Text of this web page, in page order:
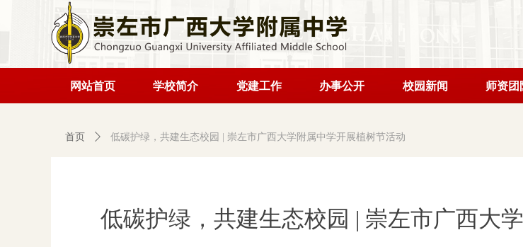
网站首页 学校简介 党建工作 办事公开 校园新闻 师资团
低碳护绿，共建生态校园 | 崇左市广西大
首页 ꄲ 低碳护绿，共建生态校园 | 崇左市广西大学附属中学开展植树节活动